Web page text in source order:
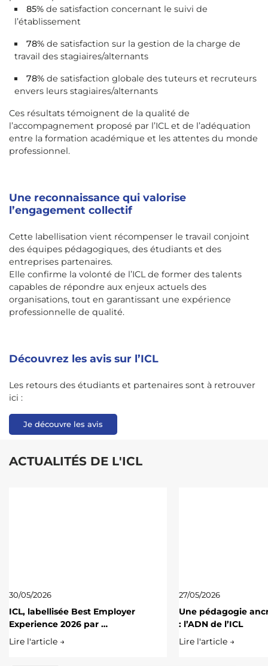
85% de satisfaction concernant le suivi de
l’établissement
78% de satisfaction sur la gestion de la charge de
travail des stagiaires/alternants
78% de satisfaction globale des tuteurs et recruteurs
envers leurs stagiaires/alternants
Ces résultats témoignent de la qualité de
l’accompagnement proposé par l’ICL et de l’adéquation
entre la formation académique et les attentes du monde
professionnel.
Une reconnaissance qui valorise
l’engagement collectif
Cette labellisation vient récompenser le travail conjoint
des équipes pédagogiques, des étudiants et des
entreprises partenaires.
Elle confirme la volonté de l’ICL de former des talents
capables de répondre aux enjeux actuels des
organisations, tout en garantissant une expérience
professionnelle de qualité.
Découvrez les avis sur l’ICL
Les retours des étudiants et partenaires sont à retrouver
ici :
Je découvre les avis
ACTUALITÉS DE L'ICL
30/05/2026
ICL, labellisée Best Employer
Experience 2026 par …
Lire l'article →
27/05/2026
Une pédagogie
: l’ADN de l’ICL
Lire l'article →